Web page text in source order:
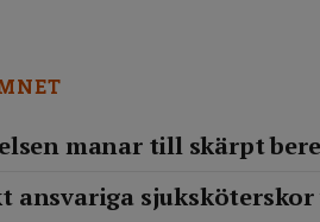
manar till skärpt
ansvariga